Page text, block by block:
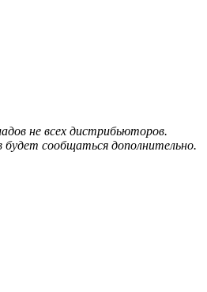
не всех дистрибьюторов.
сообщаться дополнительно.